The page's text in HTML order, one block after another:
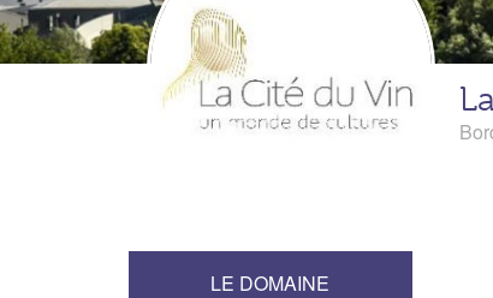
LE DOMAINE